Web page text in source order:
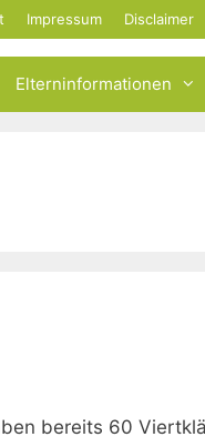
Impressum Disclaimer
Elterninformationen
bereits 60